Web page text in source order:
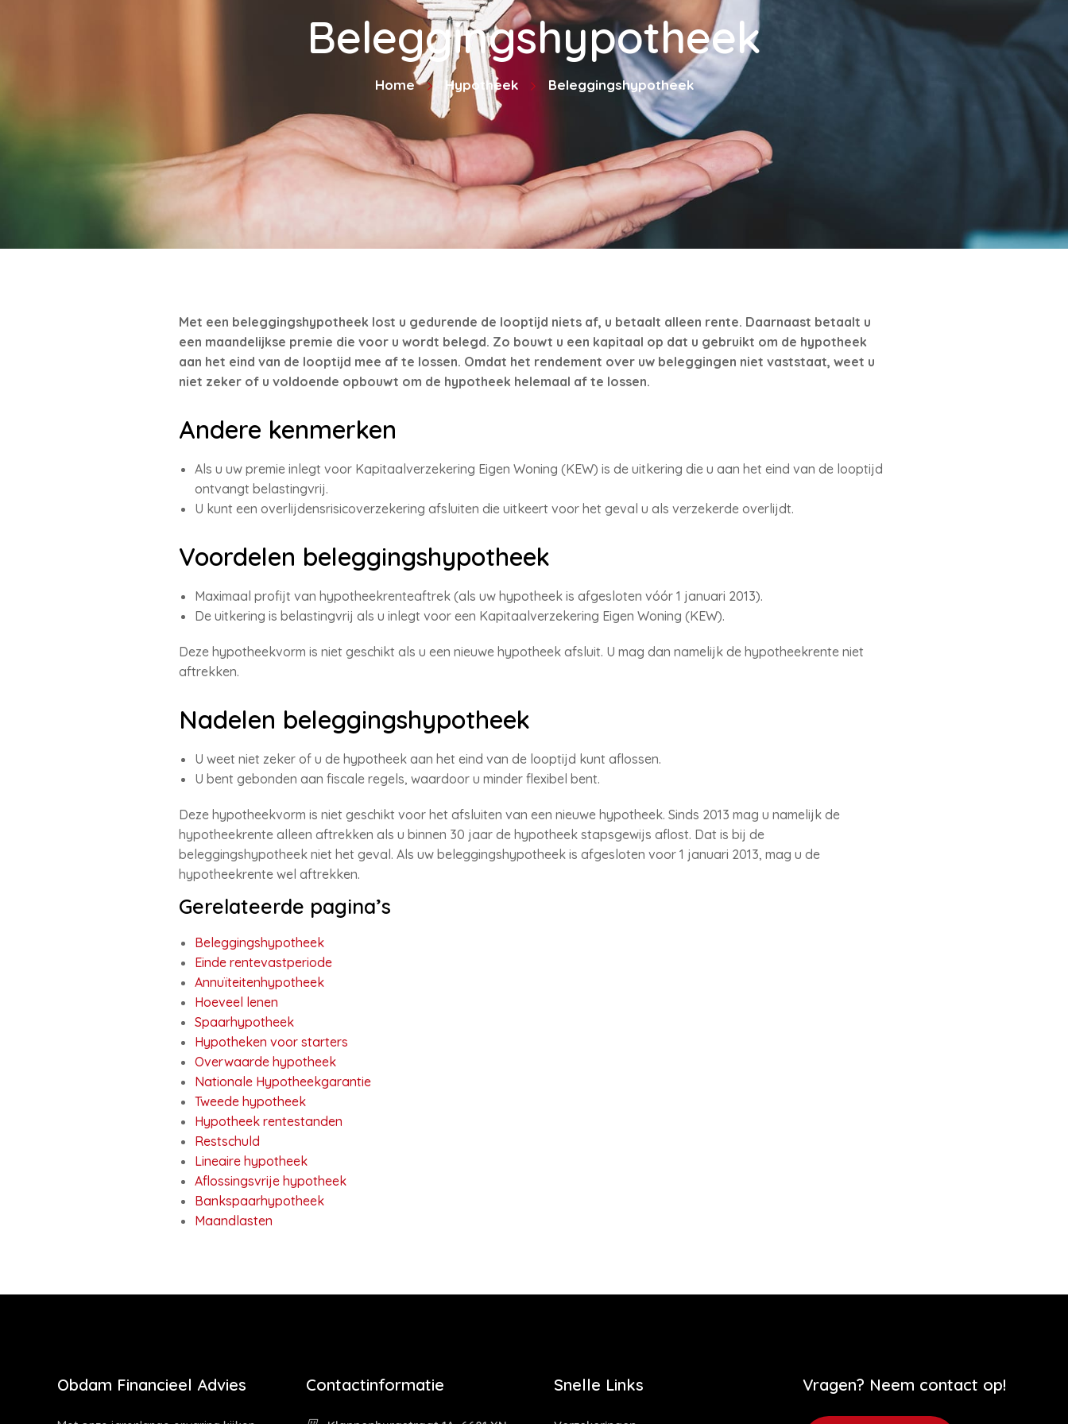
Beleggingshypotheek
Home Hypotheek Beleggingshypotheek
Met een beleggingshypotheek lost u gedurende de looptijd niets af, u betaalt alleen rente. Daarnaast betaalt u
een maandelijkse premie die voor u wordt belegd. Zo bouwt u een kapitaal op dat u gebruikt om de hypotheek
aan het eind van de looptijd mee af te lossen. Omdat het rendement over uw beleggingen niet vaststaat, weet u
niet zeker of u voldoende opbouwt om de hypotheek helemaal af te lossen.
Andere kenmerken
Als u uw premie inlegt voor Kapitaalverzekering Eigen Woning (KEW) is de uitkering die u aan het eind van de looptijd
ontvangt belastingvrij.
U kunt een overlijdensrisicoverzekering afsluiten die uitkeert voor het geval u als verzekerde overlijdt.
Voordelen beleggingshypotheek
Maximaal profijt van hypotheekrenteaftrek (als uw hypotheek is afgesloten vóór 1 januari 2013).
De uitkering is belastingvrij als u inlegt voor een Kapitaalverzekering Eigen Woning (KEW).
Deze hypotheekvorm is niet geschikt als u een nieuwe hypotheek afsluit. U mag dan namelijk de hypotheekrente niet
aftrekken.
Nadelen beleggingshypotheek
U weet niet zeker of u de hypotheek aan het eind van de looptijd kunt aflossen.
U bent gebonden aan fiscale regels, waardoor u minder flexibel bent.
Deze hypotheekvorm is niet geschikt voor het afsluiten van een nieuwe hypotheek. Sinds 2013 mag u namelijk de
hypotheekrente alleen aftrekken als u binnen 30 jaar de hypotheek stapsgewijs aflost. Dat is bij de
beleggingshypotheek niet het geval. Als uw beleggingshypotheek is afgesloten voor 1 januari 2013, mag u de
hypotheekrente wel aftrekken.
Gerelateerde pagina’s
Beleggingshypotheek
Einde rentevastperiode
Annuïteitenhypotheek
Hoeveel lenen
Spaarhypotheek
Hypotheken voor starters
Overwaarde hypotheek
Nationale Hypotheekgarantie
Tweede hypotheek
Hypotheek rentestanden
Restschuld
Lineaire hypotheek
Aflossingsvrije hypotheek
Bankspaarhypotheek
Maandlasten
Obdam Financieel Advies Contactinformatie Snelle Links Vragen? Neem contact op!